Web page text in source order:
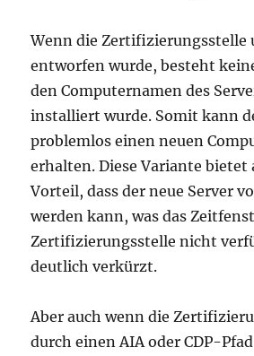
Wenn die Zertifizierungsstelle
entworfen wurde, besteht
den Computernamen des
installiert wurde. Somit kann
problemlos einen neuen
erhalten. Diese Variante bietet
Vorteil, dass der neue Server
werden kann, was das
Zertifizierungsstelle nicht
deutlich verkürzt.
Aber auch wenn die
durch einen AIA oder CDP-